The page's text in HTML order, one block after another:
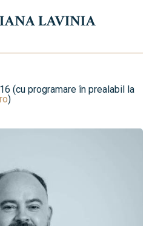
LAVINIA
(cu programare în prealabil la
)